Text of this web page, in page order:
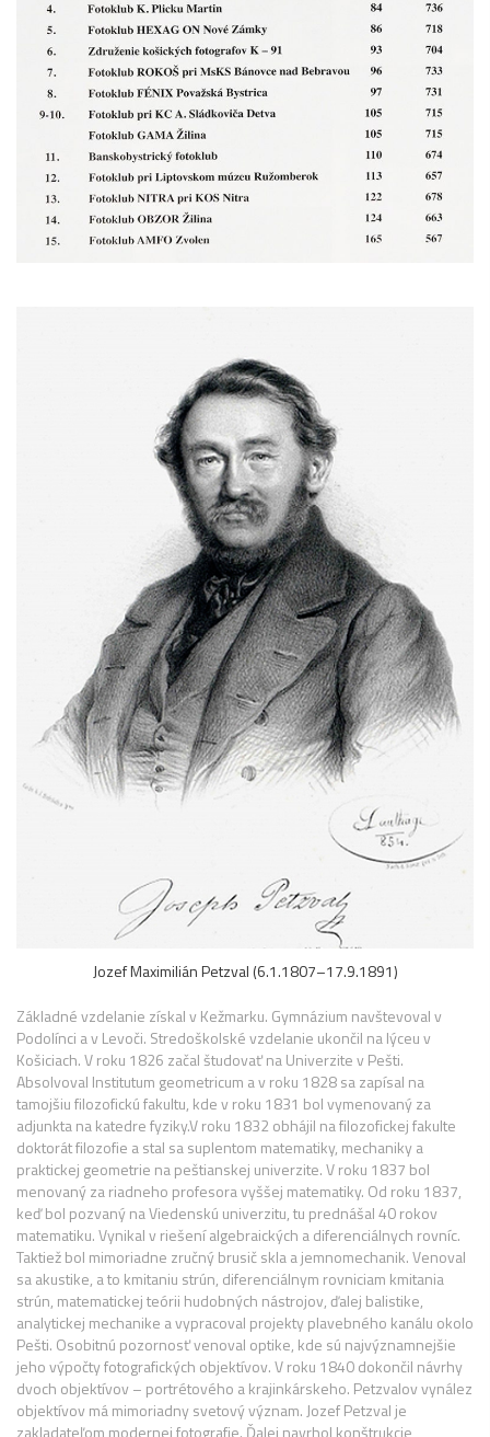
Jozef Maximilián Petzval (6.1.1807–17.9.1891)
Základné vzdelanie získal v Kežmarku. Gymnázium navštevoval v
Podolínci a v Levoči. Stredoškolské vzdelanie ukončil na lýceu v
Košiciach. V roku 1826 začal študovať na Univerzite v Pešti.
Absolvoval Institutum geometricum a v roku 1828 sa zapísal na
tamojšiu filozofickú fakultu, kde v roku 1831 bol vymenovaný za
adjunkta na katedre fyziky.V roku 1832 obhájil na filozofickej fakulte
doktorát filozofie a stal sa suplentom matematiky, mechaniky a
praktickej geometrie na peštianskej univerzite. V roku 1837 bol
menovaný za riadneho profesora vyššej matematiky. Od roku 1837,
keď bol pozvaný na Viedenskú univerzitu, tu prednášal 40 rokov
matematiku. Vynikal v riešení algebraických a diferenciálnych rovníc.
Taktiež bol mimoriadne zručný brusič skla a jemnomechanik. Venoval
sa akustike, a to kmitaniu strún, diferenciálnym rovniciam kmitania
strún, matematickej teórii hudobných nástrojov, ďalej balistike,
analytickej mechanike a vypracoval projekty plavebného kanálu okolo
Pešti. Osobitnú pozornosť venoval optike, kde sú najvýznamnejšie
jeho výpočty fotografických objektívov. V roku 1840 dokončil návrhy
dvoch objektívov – portrétového a krajinkárskeho. Petzvalov vynález
objektívov má mimoriadny svetový význam. Jozef Petzval je
zakladateľom modernej fotografie. Ďalej navrhol konštrukcie